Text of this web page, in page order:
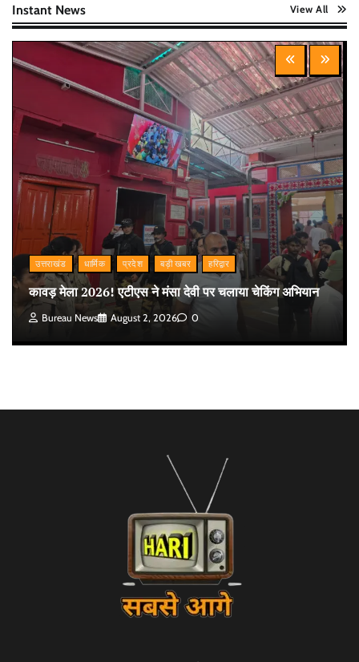
Instant News View All
उत्तराखंड धार्मिक प्रदेश बड़ी खबर हरिद्वार
कावड़ मेला 2026! एटीएस ने मंसा देवी पर चलाया चेकिंग अभियान
Bureau News August 2, 2026 0